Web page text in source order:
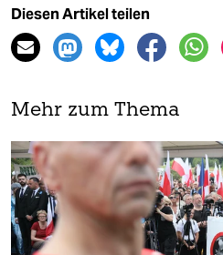
Diesen Artikel teilen
Mehr zum Thema